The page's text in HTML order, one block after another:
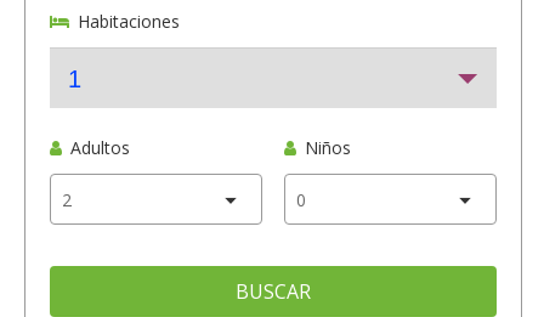
Habitaciones
1
Adultos Niños
BUSCAR